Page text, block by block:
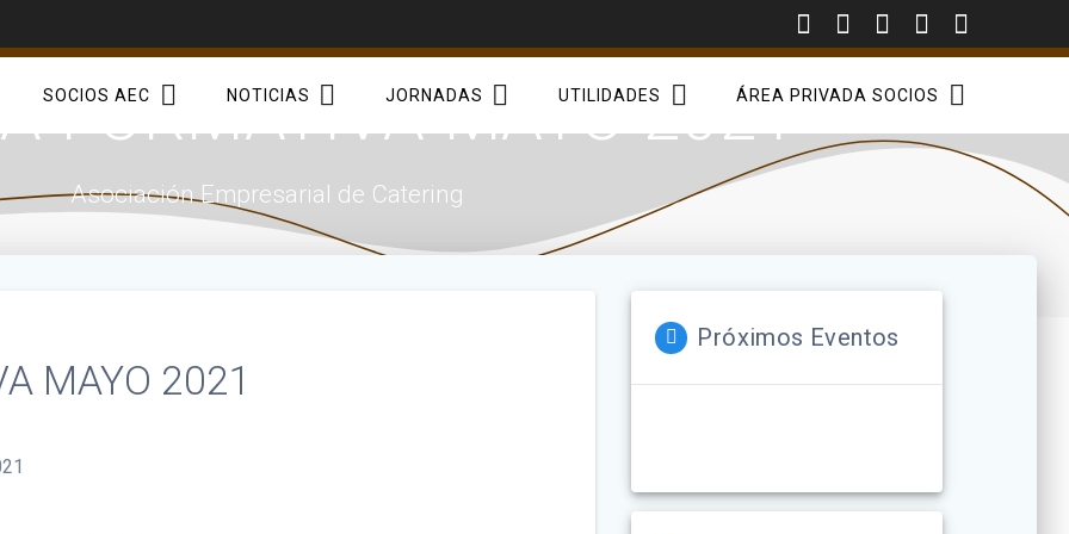
SOCIOS AEC NOTICIAS JORNADAS UTILIDADES ÁREA PRIVADA SOCIOS
FORMATIVA MAYO 2021
Asociación Empresarial de Catering
MAYO 2021
Próximos Eventos